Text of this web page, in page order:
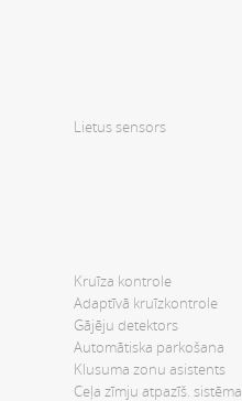
Lietus sensors
Kruīza kontrole
Adaptīvā kruīzkontrole
Gājēju detektors
Automātiska parkošana
Klusuma zonu asistents
Ceļa zīmju atpazīš. sistēma